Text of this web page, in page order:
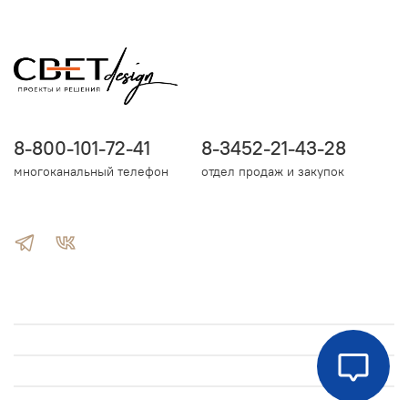
8-800-101-72-41
многоканальный телефон
8-3452-21-43-28
отдел продаж и закупок